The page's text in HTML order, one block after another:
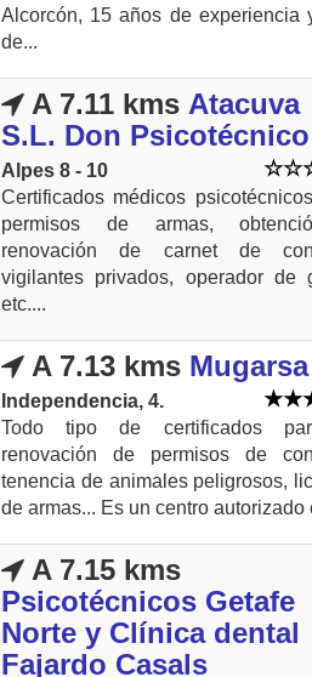
Alcorcón, 15 años de experiencia
de...
A 7.11 kms Atacuva
S.L. Don Psicotécnico
Alpes 8 - 10
Certificados médicos
permisos de armas,
renovación de carnet de
vigilantes privados, operador de
etc....
A 7.13 kms Mugarsa
Independencia, 4.
Todo tipo de certificados
renovación de permisos de
tenencia de animales peligrosos,
de armas... Es un centro autorizado
A 7.15 kms
Psicotécnicos Getafe
Norte y Clínica dental
Fajardo Casals